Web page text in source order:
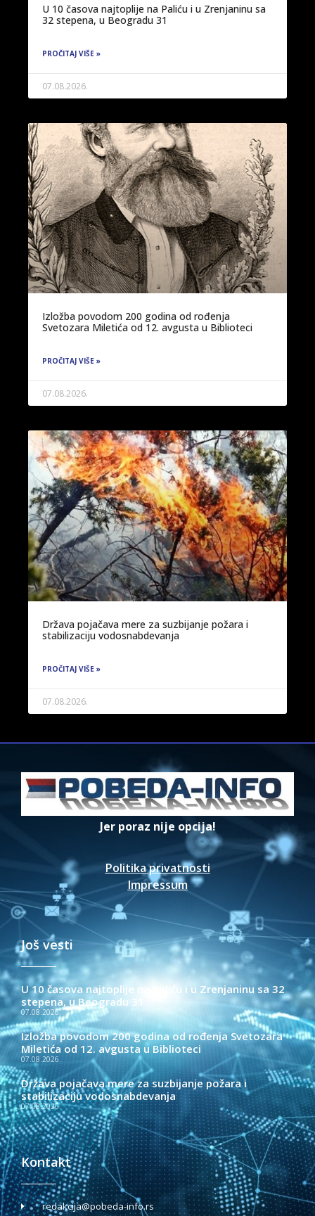
U 10 časova najtoplije na Paliću i u Zrenjaninu sa
32 stepena, u Beogradu 31
PROČITAJ VIŠE »
07.08.2026.
Izložba povodom 200 godina od rođenja
Svetozara Miletića od 12. avgusta u Biblioteci
PROČITAJ VIŠE »
07.08.2026.
Država pojačava mere za suzbijanje požara i
stabilizaciju vodosnabdevanja
PROČITAJ VIŠE »
07.08.2026.
Jer poraz nije opcija!
Politika privatnosti
Impressum
Još vesti
U 10 časova najtoplije na Paliću i u Zrenjaninu sa 32
stepena, u Beogradu 31
07.08.2026.
Izložba povodom 200 godina od rođenja Svetozara
Miletića od 12. avgusta u Biblioteci
07.08.2026.
Država pojačava mere za suzbijanje požara i
stabilizaciju vodosnabdevanja
07.08.2026.
Kontakt
redakcija@pobeda-info.rs